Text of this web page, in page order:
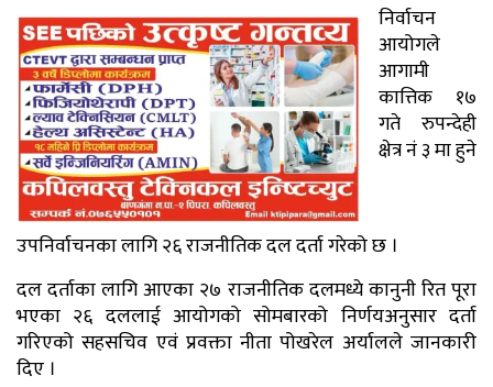
निर्वाचन
आयोगले
आगामी
कात्तिक १७
गते रुपन्देही
क्षेत्र नं ३ मा हुने
उपनिर्वाचनका लागि २६ राजनीतिक दल दर्ता गरेको छ ।
दल दर्ताका लागि आएका २७ राजनीतिक दलमध्ये कानुनी रित पूरा
भएका २६ दललाई आयोगको सोमबारको निर्णयअनुसार दर्ता
गरिएको सहसचिव एवं प्रवक्ता नीता पोखरेल अर्यालले जानकारी
दिए ।